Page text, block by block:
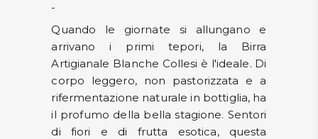
-
Quando le giornate si allungano e
arrivano i primi tepori, la Birra
Artigianale Blanche Collesi è l'ideale. Di
corpo leggero, non pastorizzata e a
rifermentazione naturale in bottiglia, ha
il profumo della bella stagione. Sentori
di fiori e di frutta esotica, questa